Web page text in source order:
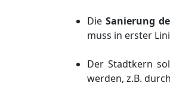
DieSanierung
muss in erster
Der Stadtkern
werden, z.B.